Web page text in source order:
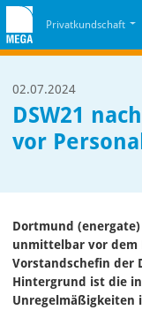
Privatkundschaft
02.07.2024
DSW21
vor
Dortmund
unmittelbar vor dem
Vorstandschefin der
Hintergrund ist die
Unregelmäßigkeiten